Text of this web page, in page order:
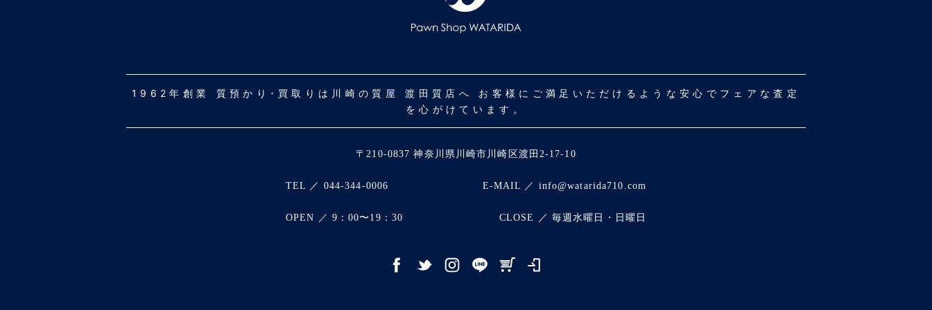
1962年創業 質預かり･買取りは川崎の質屋 渡田質店へ お客様にご満足いただけるような安心でフェアな査定
を心がけています。
〒210-0837 神奈川県川崎市川崎区渡田2-17-10
TEL ／ 044-344-0006 E-MAIL ／ info@watarida710.com
OPEN ／ 9：00〜19：30 CLOSE ／ 毎週水曜日・日曜日